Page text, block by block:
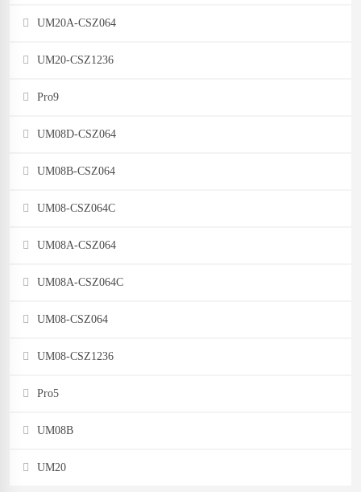
UM20A-CSZ064
UM20-CSZ1236
Pro9
UM08D-CSZ064
UM08B-CSZ064
UM08-CSZ064C
UM08A-CSZ064
UM08A-CSZ064C
UM08-CSZ064
UM08-CSZ1236
Pro5
UM08B
UM20